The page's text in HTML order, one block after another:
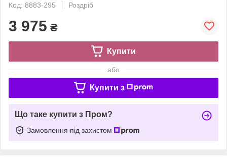
Код: 8883-295
Роздріб
3 975 ₴
Купити
або
Купити з
Що таке купити з Пром?
Замовлення під захистом